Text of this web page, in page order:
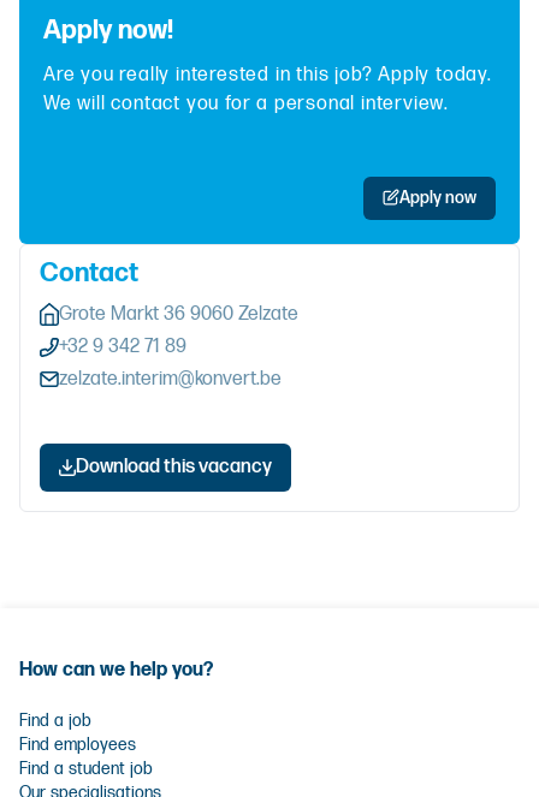
Apply now!
Are you really interested in this job? Apply today.
We will contact you for a personal interview.
Apply now
Contact
Grote Markt 36 9060 Zelzate
+32 9 342 71 89
zelzate.interim@konvert.be
Download this vacancy
How can we help you?
Find a job
Find employees
Find a student job
Our specialisations